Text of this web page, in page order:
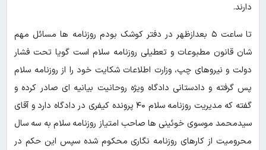
دارند.
تا ساعت ۵ بعدازظهر در دفتر کوشک بودم روزنامه ها مسائل مهم
شان قانون مطبوعات و تعطیلی روزنامه سلام است گویا تحت فشار
دولت و نیروهای چپ، وزارت اطلاعات شکایت خود را از روزنامه سلام
پس گرفته و دادستانی دادگاه ویژه روحانیت بیانیه ای صادر کرده و
گفته که مدیریت روزنامه سلام ۴۰ پرونده کیفری در دادگاه دارد و آقای
سیدمحمد موسوی خوئینی ها صاحب امتیاز روزنامه سلام به سه سال
محرومیت از کارهای روزنامه نگاری محکوم شده سپس این حکم در